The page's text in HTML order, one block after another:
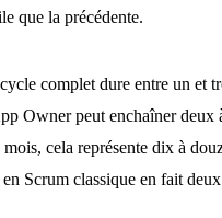
que la précédente.
complet dure entre un et
Owner peut enchaîner deux
mois, cela représente dix à
Scrum classique en fait